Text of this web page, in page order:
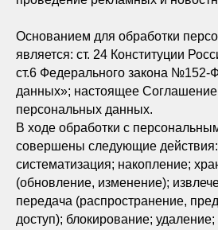
Основанием для обработки
является: ст. 24 Конституции
ст.6 Федерального закона
данных»; настоящее Соглашение
персональных данных.
В ходе обработки с
совершены следующие действия:
систематизация; накопление;
(обновление, изменение);
передача (распространение,
доступ); блокирование;